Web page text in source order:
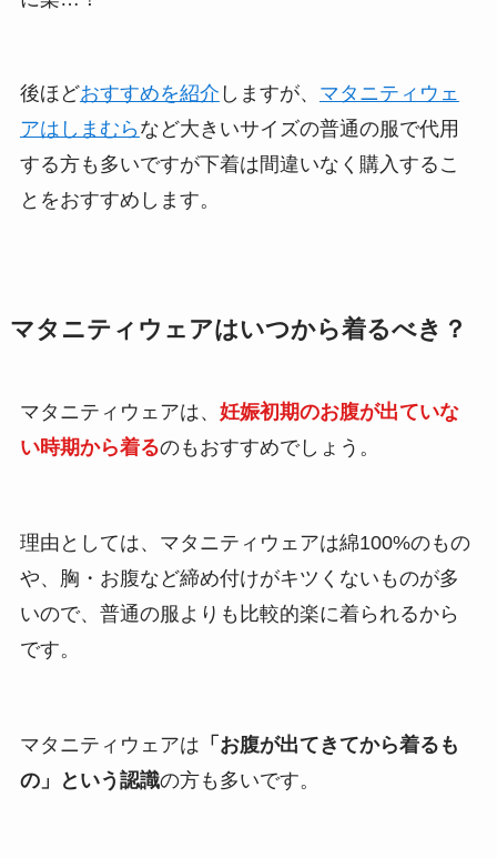
後ほどおすすめを紹介 しますが、 マタニティウェ
アはしまむら など大きいサイズの普通の服で代用
する方も多いですが下着は間違いなく購入するこ
とをおすすめします。
マタニティウェアはいつから着るべき？
マタニティウェアは、 妊娠初期のお腹が出ていな
い時期から着るのもおすすめでしょう。
理由としては、マタニティウェアは綿100%のもの
や、胸・お腹など締め付けがキツくないものが多
いので、普通の服よりも比較的楽に着られるから
です。
マタニティウェアは 「お腹が出てきてから着るも
の」という認識の方も多いです。